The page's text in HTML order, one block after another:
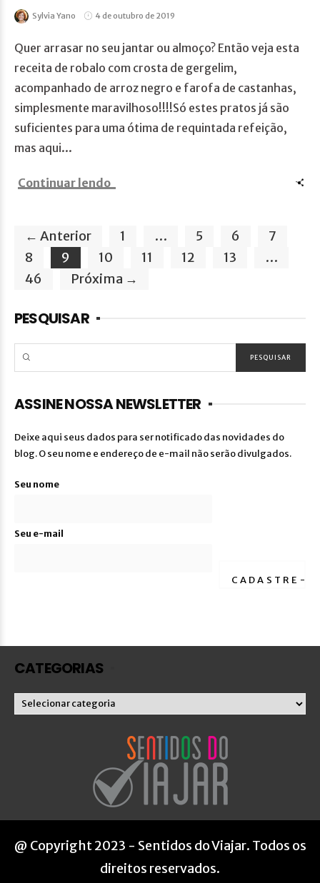
Sylvia Yano 4 de outubro de 2019
Quer arrasar no seu jantar ou almoço? Então veja esta
receita de robalo com crosta de gergelim,
acompanhado de arroz negro e farofa de castanhas,
simplesmente maravilhoso!!!!Só estes pratos já são
suficientes para uma ótima de requintada refeição,
mas aqui...
Continuar lendo
← Anterior 1 … 5 6
7
8
9 10 11 12 13
…
46
Próxima →
PESQUISAR
ASSINE NOSSA NEWSLETTER
Deixe aqui seus dados para ser notificado das novidades do
blog. O seu nome e endereço de e-mail não serão divulgados.
Seu nome
Seu e-mail
CATEGORIAS
Categorias
@ Copyright 2023 - Sentidos do Viajar. Todos os
direitos reservados.